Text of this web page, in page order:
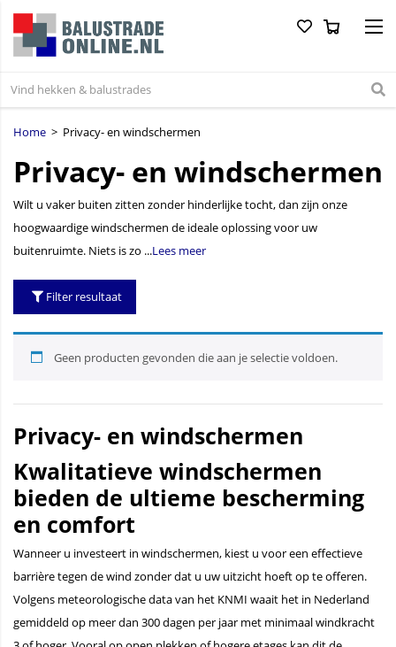
Home > Privacy- en windschermen
Privacy- en windschermen
Wilt u vaker buiten zitten zonder hinderlijke tocht, dan zijn onze
hoogwaardige windschermen de ideale oplossing voor uw
buitenruimte. Niets is zo ...Lees meer
Filter resultaat
Geen producten gevonden die aan je selectie voldoen.
Privacy- en windschermen
Kwalitatieve windschermen
bieden de ultieme bescherming
en comfort
Wanneer u investeert in windschermen, kiest u voor een effectieve
barrière tegen de wind zonder dat u uw uitzicht hoeft op te offeren.
Volgens meteorologische data van het KNMI waait het in Nederland
gemiddeld op meer dan 300 dagen per jaar met minimaal windkracht